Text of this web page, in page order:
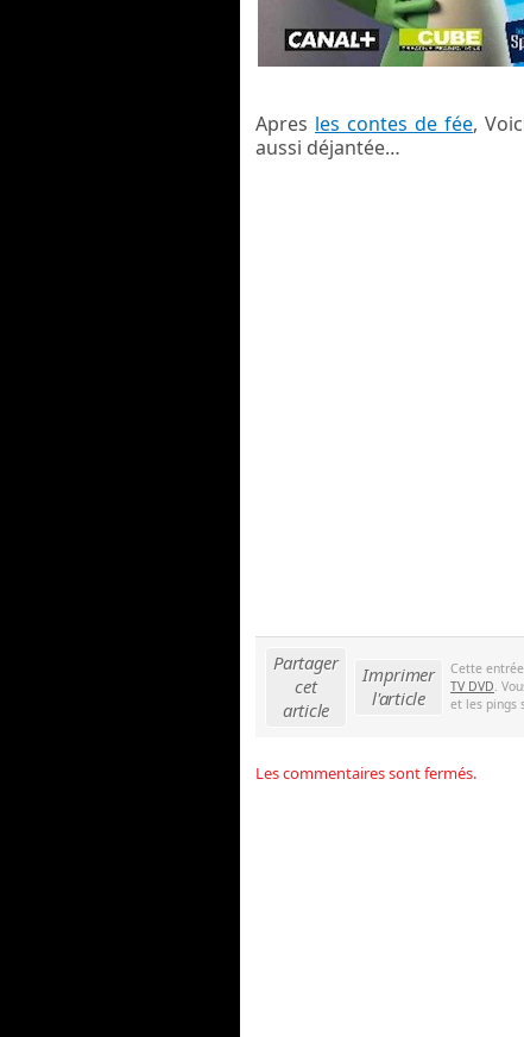
Apres les contes de fée,
aussi déjantée…
Partager
cet
article
Imprimer
l'article
Cette
TV DVD.
et les pings
Les commentaires sont fermés.